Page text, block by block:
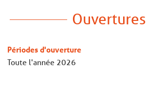
Ouvertures
Périodes d'ouverture
Toute l'année 2026